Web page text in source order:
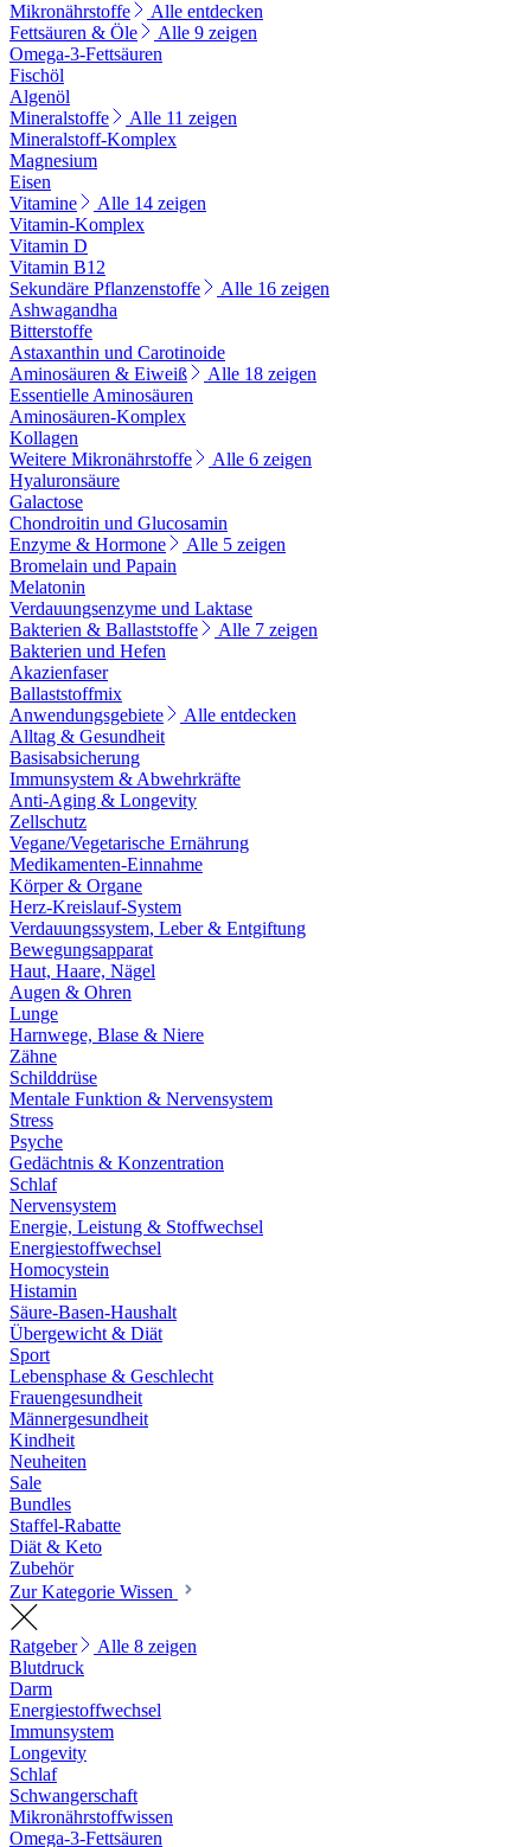
Mikronährstoffe
Alle entdecken
Fettsäuren & Öle
Alle 9 zeigen
Omega-3-Fettsäuren
Fischöl
Algenöl
Mineralstoffe
Alle 11 zeigen
Mineralstoff-Komplex
Magnesium
Eisen
Vitamine
Alle 14 zeigen
Vitamin-Komplex
Vitamin D
Vitamin B12
Sekundäre Pflanzenstoffe
Alle 16 zeigen
Ashwagandha
Bitterstoffe
Astaxanthin und Carotinoide
Aminosäuren & Eiweiß
Alle 18 zeigen
Essentielle Aminosäuren
Aminosäuren-Komplex
Kollagen
Weitere Mikronährstoffe
Alle 6 zeigen
Hyaluronsäure
Galactose
Chondroitin und Glucosamin
Enzyme & Hormone
Alle 5 zeigen
Bromelain und Papain
Melatonin
Verdauungsenzyme und Laktase
Bakterien & Ballaststoffe
Alle 7 zeigen
Bakterien und Hefen
Akazienfaser
Ballaststoffmix
Anwendungsgebiete
Alle entdecken
Alltag & Gesundheit
Basisabsicherung
Immunsystem & Abwehrkräfte
Anti-Aging & Longevity
Zellschutz
Vegane/Vegetarische Ernährung
Medikamenten-Einnahme
Körper & Organe
Herz-Kreislauf-System
Verdauungssystem, Leber & Entgiftung
Bewegungsapparat
Haut, Haare, Nägel
Augen & Ohren
Lunge
Harnwege, Blase & Niere
Zähne
Schilddrüse
Mentale Funktion & Nervensystem
Stress
Psyche
Gedächtnis & Konzentration
Schlaf
Nervensystem
Energie, Leistung & Stoffwechsel
Energiestoffwechsel
Homocystein
Histamin
Säure-Basen-Haushalt
Übergewicht & Diät
Sport
Lebensphase & Geschlecht
Frauengesundheit
Männergesundheit
Kindheit
Neuheiten
Sale
Bundles
Staffel-Rabatte
Diät & Keto
Zubehör
Zur Kategorie Wissen
Ratgeber
Alle 8 zeigen
Blutdruck
Darm
Energiestoffwechsel
Immunsystem
Longevity
Schlaf
Schwangerschaft
Mikronährstoffwissen
Omega-3-Fettsäuren